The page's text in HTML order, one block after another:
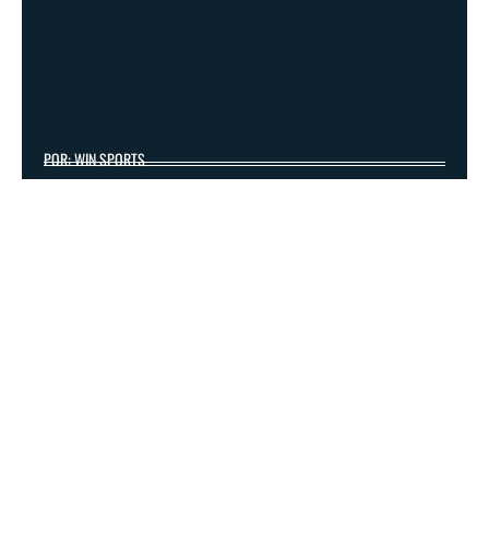
POR: WIN SPORTS